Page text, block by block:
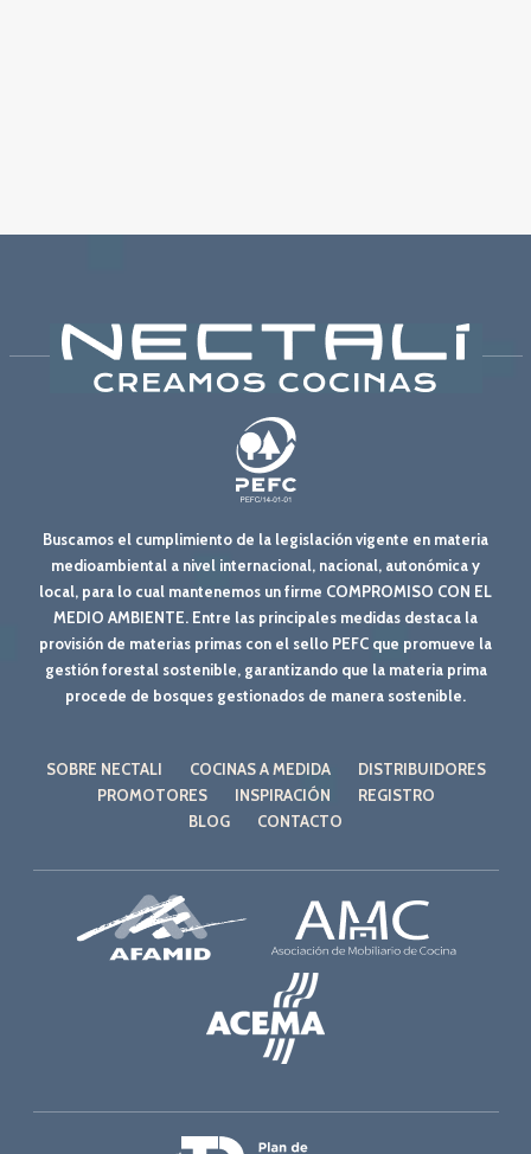
Buscamos el cumplimiento de la legislación vigente en materia
medioambiental a nivel internacional, nacional, autonómica y
local, para lo cual mantenemos un firme COMPROMISO CON EL
MEDIO AMBIENTE. Entre las principales medidas destaca la
provisión de materias primas con el sello PEFC que promueve la
gestión forestal sostenible, garantizando que la materia prima
procede de bosques gestionados de manera sostenible.
SOBRE NECTALI COCINAS A MEDIDA
DISTRIBUIDORES
PROMOTORES
INSPIRACIÓN
REGISTRO
BLOG
CONTACTO